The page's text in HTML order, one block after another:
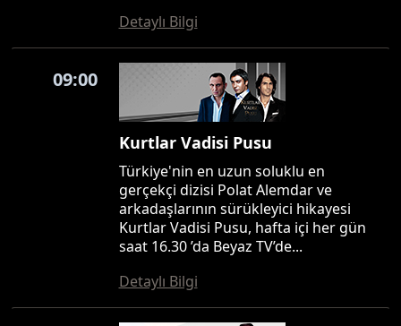
Detaylı Bilgi
09:00
Kurtlar Vadisi Pusu
Türkiye'nin en uzun soluklu en
gerçekçi dizisi Polat Alemdar ve
arkadaşlarının sürükleyici hikayesi
Kurtlar Vadisi Pusu, hafta içi her gün
saat 16.30 ’da Beyaz TV’de...
Detaylı Bilgi